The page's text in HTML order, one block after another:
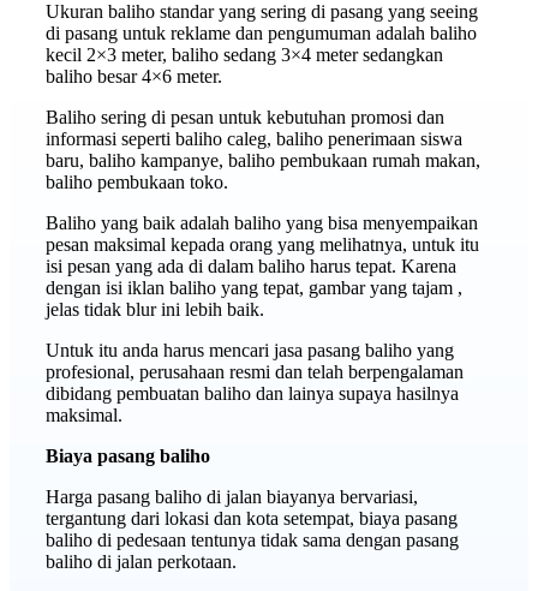
Ukuran baliho standar yang sering di pasang yang seeing
di pasang untuk reklame dan pengumuman adalah baliho
kecil 2×3 meter, baliho sedang 3×4 meter sedangkan
baliho besar 4×6 meter.
Baliho sering di pesan untuk kebutuhan promosi dan
informasi seperti baliho caleg, baliho penerimaan siswa
baru, baliho kampanye, baliho pembukaan rumah makan,
baliho pembukaan toko.
Baliho yang baik adalah baliho yang bisa menyempaikan
pesan maksimal kepada orang yang melihatnya, untuk itu
isi pesan yang ada di dalam baliho harus tepat. Karena
dengan isi iklan baliho yang tepat, gambar yang tajam ,
jelas tidak blur ini lebih baik.
Untuk itu anda harus mencari jasa pasang baliho yang
profesional, perusahaan resmi dan telah berpengalaman
dibidang pembuatan baliho dan lainya supaya hasilnya
maksimal.
Biaya pasang baliho
Harga pasang baliho di jalan biayanya bervariasi,
tergantung dari lokasi dan kota setempat, biaya pasang
baliho di pedesaan tentunya tidak sama dengan pasang
baliho di jalan perkotaan.